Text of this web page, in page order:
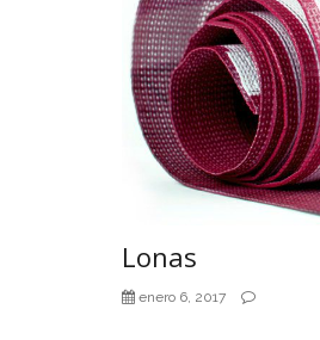
Lonas
enero 6, 2017